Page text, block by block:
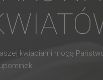
kwiaciarni mogą